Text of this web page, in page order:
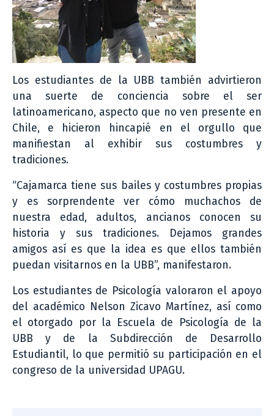
Los estudiantes de la UBB también advirtieron
una suerte de conciencia sobre el ser
latinoamericano, aspecto que no ven presente en
Chile, e hicieron hincapié en el orgullo que
manifiestan al exhibir sus costumbres y
tradiciones.
“Cajamarca tiene sus bailes y costumbres propias
y es sorprendente ver cómo muchachos de
nuestra edad, adultos, ancianos conocen su
historia y sus tradiciones. Dejamos grandes
amigos así es que la idea es que ellos también
puedan visitarnos en la UBB”, manifestaron.
Los estudiantes de Psicología valoraron el apoyo
del académico Nelson Zicavo Martínez, así como
el otorgado por la Escuela de Psicología de la
UBB y de la Subdirección de Desarrollo
Estudiantil, lo que permitió su participación en el
congreso de la universidad UPAGU.